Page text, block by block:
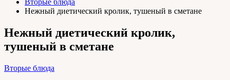
Нежный диетический кролик, тушеный в сметане
Нежный диетический кролик,
тушеный в сметане
Вторые блюда